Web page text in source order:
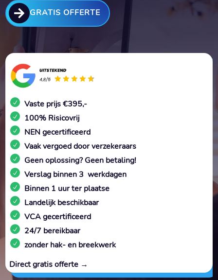
 GRATIS OFFERTE
Vaste prijs €395,-
100% Risicovrij
NEN gecertificeerd
Vaak vergoed door verzekeraars
Geen oplossing? Geen betaling!
Verslag binnen 3 werkdagen
Binnen 1 uur ter plaatse
Landelijk beschikbaar
VCA gecertificeerd
24/7 bereikbaar
zonder hak- en breekwerk
Direct gratis offerte →